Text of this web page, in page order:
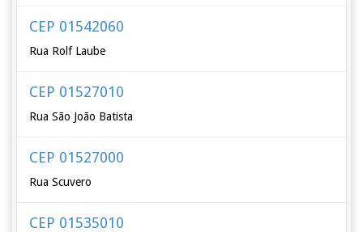
CEP 01542060
Rua Rolf Laube
CEP 01527010
Rua São João Batista
CEP 01527000
Rua Scuvero
CEP 01535010